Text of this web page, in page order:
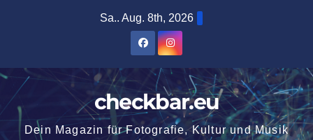
Sa.. Aug. 8th, 2026
checkbar.eu
Dein Magazin für Fotografie, Kultur und Musik